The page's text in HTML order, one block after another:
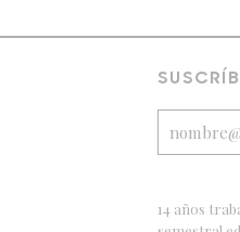
14 años